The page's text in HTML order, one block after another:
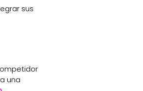
sus
una